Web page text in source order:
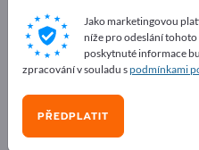
Inzerujte zdarma
Potřeby – Nabídky –
>> začněte zde
Zveřejněte svou
produkty na
Jako marketingovou
níže pro odeslání
poskytnuté informace
zpracování v souladu spodmínkami
PŘEDPLATIT